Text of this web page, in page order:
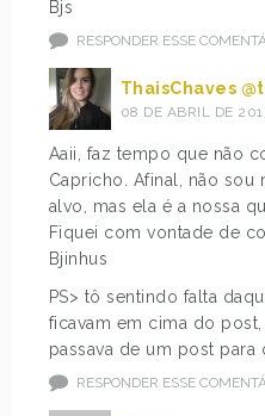
Bjs
RESPONDER ESSE
ThaisChaves
08 DE ABRIL DE
Aaii, faz tempo que não
Capricho. Afinal, não
alvo, mas ela é a nossa
Fiquei com vontade de
Bjinhus
PS> tô sentindo falta
ficavam em cima do
passava de um post para
RESPONDER ESSE